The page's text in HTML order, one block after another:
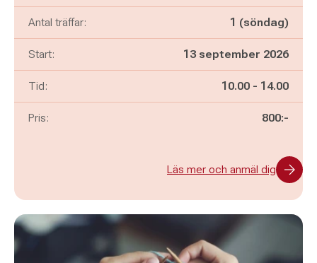
Antal träffar: 1 (söndag)
Start: 13 september 2026
Tid: Pågår mellan
10.00 - och
14.00
Pris: 800:-
Läs mer och anmäl dig